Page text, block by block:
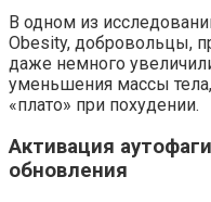
В одном из
Obesity, добровольцы,
даже немного
уменьшения массы
«плато» при похудении.
Активация
обновления